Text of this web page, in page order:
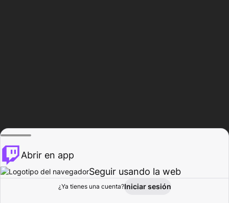
Explorar Actividad
Abrir en app
Seguir usando la web
¿Ya tienes una cuenta?Iniciar sesión